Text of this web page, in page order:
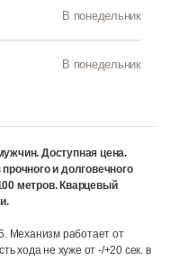
В понедельник
В понедельник
Доступная цена.
и долговечного
метров. Кварцевый
Механизм работает от
хода не хуже от -/+20 сек. в